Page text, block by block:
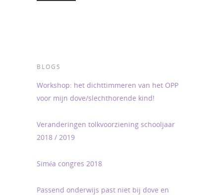
BLOGS
Workshop: het dichttimmeren van het OPP
voor mijn dove/slechthorende kind!
Veranderingen tolkvoorziening schooljaar
2018 / 2019
Siméa congres 2018
Passend onderwijs past niet bij dove en